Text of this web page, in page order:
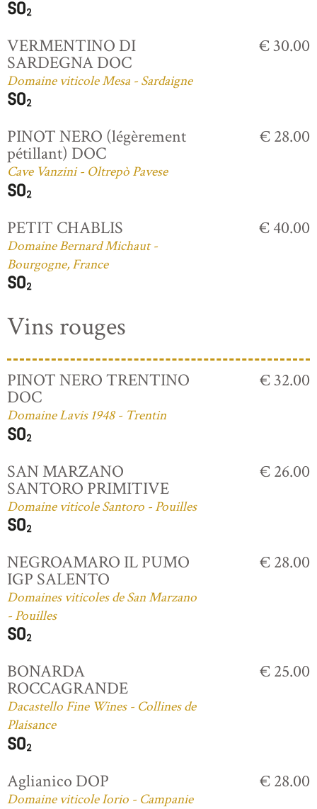
VERMENTINO DI
SARDEGNA DOC
Domaine viticole Mesa - Sardaigne
€ 30.00
PINOT NERO (légèrement
pétillant) DOC
Cave Vanzini - Oltrepò Pavese
€ 28.00
PETIT CHABLIS
Domaine Bernard Michaut -
Bourgogne, France
€ 40.00
Vins rouges
PINOT NERO TRENTINO
DOC
Domaine Lavis 1948 - Trentin
€ 32.00
SAN MARZANO
SANTORO PRIMITIVE
Domaine viticole Santoro - Pouilles
€ 26.00
NEGROAMARO IL PUMO
IGP SALENTO
Domaines viticoles de San Marzano
- Pouilles
€ 28.00
BONARDA
ROCCAGRANDE
Dacastello Fine Wines - Collines de
Plaisance
€ 25.00
Aglianico DOP
Domaine viticole Iorio - Campanie
€ 28.00